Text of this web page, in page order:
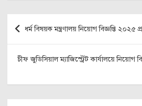
Post
navigation
ধর্ম বিষয়ক মন্ত্রণালয় নিয়োগ বিজ্ঞপ্তি
চীফ জুডিসিয়াল ম্যাজিস্ট্রেট কার্যালয়ে নিয়োগ